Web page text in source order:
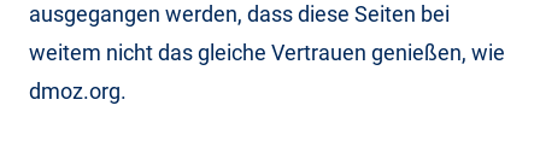
ausgegangen werden, dass diese Seiten bei
weitem nicht das gleiche Vertrauen genießen, wie
dmoz.org.